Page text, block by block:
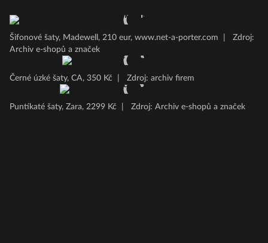
Šifonové šaty, Madewell, 210 eur, www.net-a-porter.com
Zdroj:
Archiv e-shopů a značek
Černé úzké šaty, CA, 350 Kč Zdroj: archiv firem
Puntíkaté šaty, Zara, 2299 Kč Zdroj: Archiv e-shopů a značek